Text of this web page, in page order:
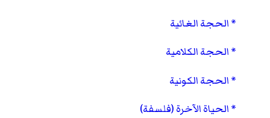
الحجة الغائية
الحجة الكلامية
الحجة الكونية
الحياة الآخرة (فلسفة)